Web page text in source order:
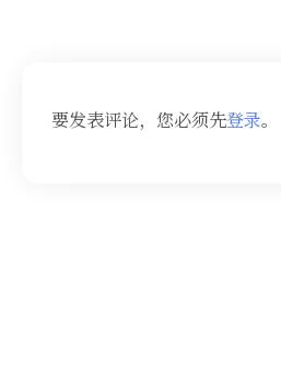
要发表评论，您必须先登录。